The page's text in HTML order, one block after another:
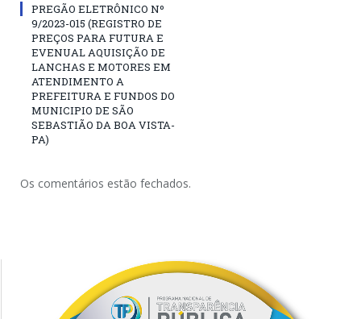
PREGÃO ELETRÔNICO Nº
9/2023-015 (REGISTRO DE
PREÇOS PARA FUTURA E
EVENUAL AQUISIÇÃO DE
LANCHAS E MOTORES EM
ATENDIMENTO A
PREFEITURA E FUNDOS DO
MUNICIPIO DE SÃO
SEBASTIÃO DA BOA VISTA-
PA)
Os comentários estão fechados.